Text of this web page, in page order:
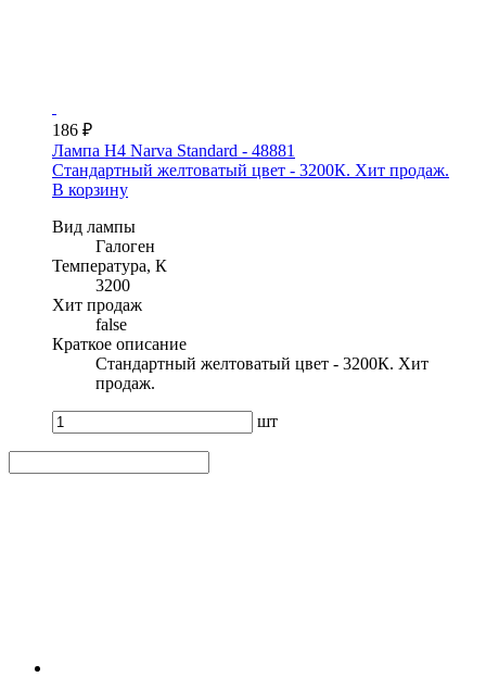
186 ₽
Лампа H4 Narva Standard - 48881
Стандартный желтоватый цвет - 3200К. Хит продаж.
В корзину
Вид лампы
Галоген
Температура, К
3200
Хит продаж
false
Краткое описание
Стандартный желтоватый цвет - 3200К. Хит
продаж.
шт